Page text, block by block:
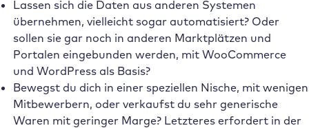
Lassen sich die Daten aus anderen Systemen
übernehmen, vielleicht sogar automatisiert? Oder
sollen sie gar noch in anderen Marktplätzen und
Portalen eingebunden werden, mit WooCommerce
und WordPress als Basis?
Bewegst du dich in einer speziellen Nische, mit wenigen
Mitbewerbern, oder verkaufst du sehr generische
Waren mit geringer Marge? Letzteres erfordert in der